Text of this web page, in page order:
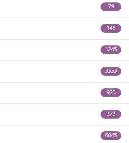
79
145
1245
3333
923
373
6045